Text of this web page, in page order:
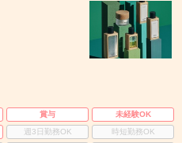
賞与
未経験OK
週3日勤務OK
時短勤務OK